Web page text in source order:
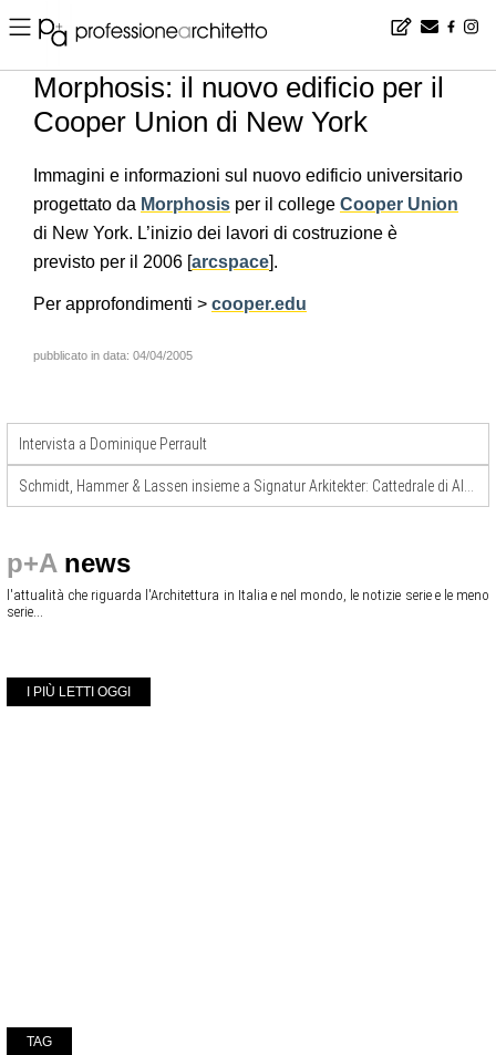
Home ▪ news ▪ it ▪ Morphosis: il nuovo edificio per il Cooper Union di New York
Morphosis: il nuovo edificio per il
Cooper Union di New York
Immagini e informazioni sul nuovo edificio universitario
progettato da Morphosis per il college Cooper Union
di New York. L’inizio dei lavori di costruzione è
previsto per il 2006 [arcspace].
Per approfondimenti > cooper.edu
pubblicato in data: 04/04/2005
Intervista a Dominique Perrault
p+A news
l'attualità che riguarda l'Architettura in Italia e nel mondo, le notizie serie e le meno
serie...
I PIÙ LETTI OGGI
TAG